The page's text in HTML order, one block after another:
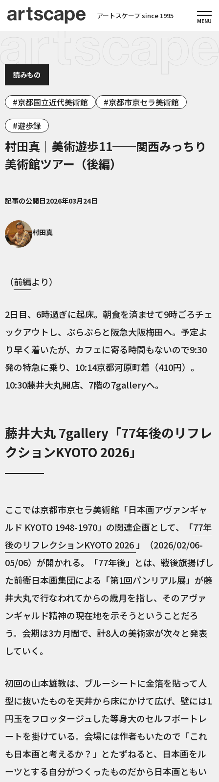
アートスケープ since 1995
読みもの
京都国立近代美術館
京都市京セラ美術館
遊歩録
村田真｜美術遊歩11──関西みっちり
美術館ツアー（後編）
記事の公開日2026年03月24日
村田真
（前編より）
2日目、6時過ぎに起床。朝食を済ませて9時ごろチェ
ックアウトし、ぶらぶらと阪急大阪梅田へ。予定よ
り早く着いたが、カフェに寄る時間もないので9:30
発の特急に乗り、10:14京都河原町着（410円）。
10:30藤井大丸開店、7階の7galleryへ。
藤井大丸 7gallery「77年後のリフレ
クションKYOTO 2026」
ここでは京都市京セラ美術館「日本画アヴァンギャ
ルド KYOTO 1948-1970」の関連企画として、「77年
後のリフレクションKYOTO 2026 」（2026/02/06-
05/06）が開かれる。「77年後」とは、戦後旗揚げし
た前衛日本画集団による「第1回パンリアル展」が藤
井大丸で行なわれてからの歳月を指し、そのアヴァ
ンギャルド精神の現在地を示そうということだろ
う。会期は3カ月間で、計8人の美術家が次々と発表
していく。
初回の山本雄教は、ブルーシートに金箔を貼って人
型に抜いたものを天井から床にかけて広げ、壁には1
円玉をフロッタージュした等身大のセルフポートレ
ートを掛けている。会場には作者もいたので「これ
も日本画と考えるか？」とたずねると、日本画をル
ーツとする自分がつくったものだから日本画ともい